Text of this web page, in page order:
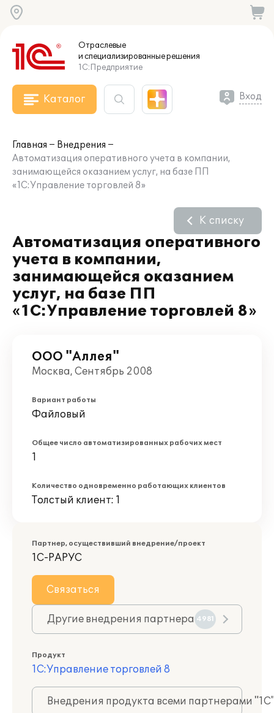
Отраслевые
и специализированныерешения
1С:Предприятие
Каталог Вход
Главная
Внедрения
Автоматизация оперативного учета в компании,
занимающейся оказанием услуг, на базе ПП
«1С:Управление торговлей 8»
Автоматизация оперативного
учета в компании,
занимающейся оказанием
услуг, на базе ПП
«1С:Управление торговлей 8»
К списку
ООО "Аллея"
Москва, Сентябрь 2008
Вариант работы
Файловый
Общее число автоматизированных рабочих мест
1
Количество одновременно работающих клиентов
Толстый клиент: 1
Партнер, осуществивший внедрение/проект
1С-РАРУС
Связаться
Другие внедрения партнера 4981
Продукт
1С:Управление торговлей 8
Внедрения продукта всеми партнерами